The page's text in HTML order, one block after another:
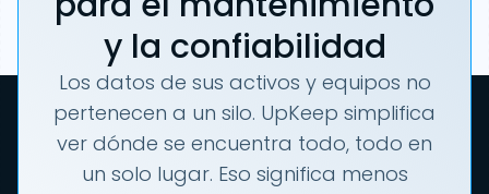
y la confiabilidad
Los datos de sus activos y equipos no
pertenecen a un silo. UpKeep simplifica
ver dónde se encuentra todo, todo en
un solo lugar. Eso significa menos